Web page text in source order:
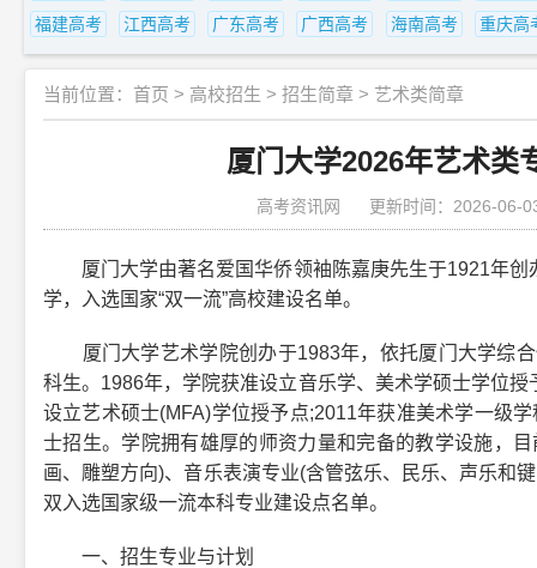
福建高考
江西高考 广东高考 广西高考 海南高考 重庆高
当前位置： 首页 > 高校招生 > 招生简章 > 艺术类简章
厦门大学2026年艺术类
高考资讯网 更新时间：2026-06-
厦门大学由著名爱国华侨领袖陈嘉庚先生于1921年创
学，入选国家“双一流”高校建设名单。
厦门大学艺术学院创办于1983年，依托厦门大学综合
科生。1986年，学院获准设立音乐学、美术学硕士学位
设立艺术硕士(MFA)学位授予点;2011年获准美术学一级
士招生。学院拥有雄厚的师资力量和完备的教学设施，
画、雕塑方向)、音乐表演专业(含管弦乐、民乐、声乐和
双入选国家级一流本科专业建设点名单。
一、招生专业与计划